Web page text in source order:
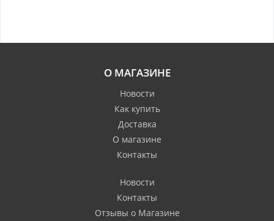
О МАГАЗИНЕ
Новости
Как купить
Доставка
О магазине
Контакты
Новости
Контакты
Отзывы о Магазине